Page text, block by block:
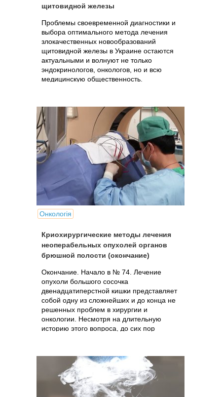
щитовидной железы
Проблемы своевременной диагностики и
выбора оптимального метода лечения
злокачественных новообразований
щитовидной железы в Украине остаются
актуальными и волнуют не только
эндокринологов, онкологов, но и всю
медицинскую общественность.
Онкологія
Криохирургические методы лечения
неоперабельных опухолей органов
брюшной полости (окончание)
Окончание. Начало в № 74. Лечение
опухоли большого сосочка
двенадцатиперстной кишки представляет
собой одну из сложнейших и до конца не
решенных проблем в хирургии и
онкологии. Несмотря на длительную
историю этого вопроса, до сих пор